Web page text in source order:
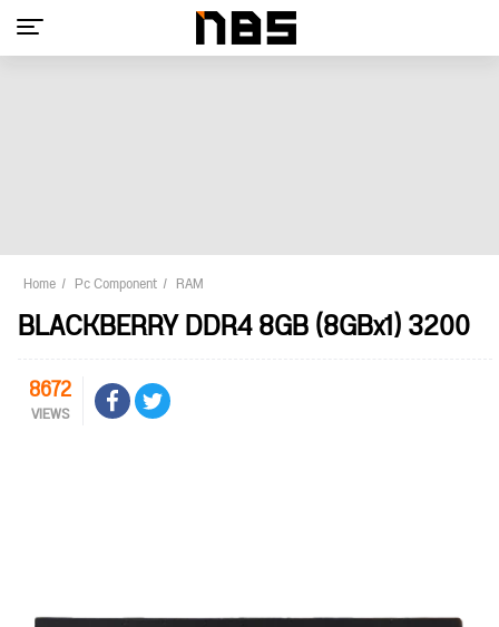
Home Pc Component RAM
BLACKBERRY DDR4 8GB (8GBx1) 3200
8672
VIEWS